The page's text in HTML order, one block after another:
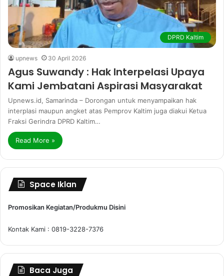
DPRD Kaltim
upnews 30 April 2026
Agus Suwandy : Hak Interpelasi Upaya
Kami Jembatani Aspirasi Masyarakat
Upnews.id, Samarinda – Dorongan untuk menyampaikan hak
interplasi maupun angket atas Pemprov Kaltim juga diakui Ketua
Fraksi Gerindra DPRD Kaltim…
Read More »
Space Iklan
Promosikan Kegiatan/Produkmu Disini
Kontak Kami : 0819-3228-7376
Baca Juga